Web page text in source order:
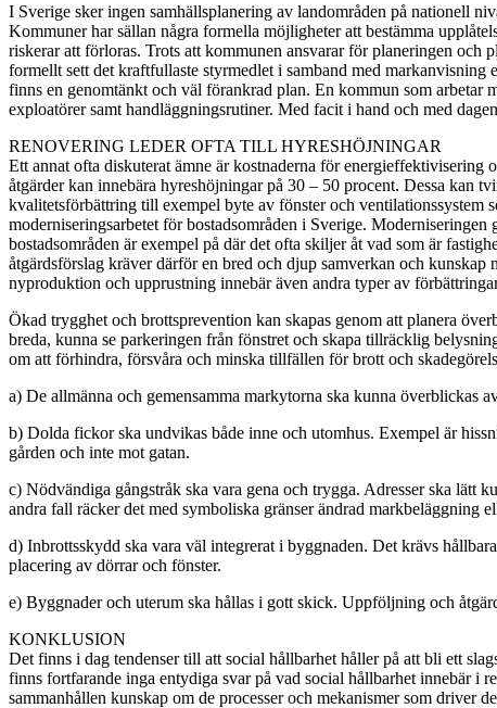
I Sverige sker ingen samhällsplanering av landområden på nationell
Kommuner har sällan några formella möjligheter att bestämma
riskerar att förloras. Trots att kommunen ansvarar för planeringen och
formellt sett det kraftfullaste styrmedlet i samband med
finns en genomtänkt och väl förankrad plan. En kommun som
exploatörer samt handläggningsrutiner. Med facit i hand och med
RENOVERING LEDER OFTA TILL HYRESHÖJNINGAR
Ett annat ofta diskuterat ämne är kostnaderna för energieffektivisering
åtgärder kan innebära hyreshöjningar på 30 – 50 procent. Dessa kan
kvalitetsförbättring till exempel byte av fönster och ventilationssystem
moderniseringsarbetet för bostadsområden i Sverige.
bostadsområden är exempel på där det ofta skiljer åt vad som är
åtgärdsförslag kräver därför en bred och djup samverkan och
nyproduktion och upprustning innebär även andra typer av
Ökad trygghet och brottsprevention kan skapas genom att planera
breda, kunna se parkeringen från fönstret och skapa tillräcklig
om att förhindra, försvåra och minska tillfällen för brott och
a) De allmänna och gemensamma markytorna ska kunna överblickas
b) Dolda fickor ska undvikas både inne och utomhus. Exempel är
gården och inte mot gatan.
c) Nödvändiga gångstråk ska vara gena och trygga. Adresser ska lätt
andra fall räcker det med symboliska gränser ändrad markbeläggning
d) Inbrottsskydd ska vara väl integrerat i byggnaden. Det krävs
placering av dörrar och fönster.
e) Byggnader och uterum ska hållas i gott skick. Uppföljning och
KONKLUSION
Det finns i dag tendenser till att social hållbarhet håller på att bli ett
finns fortfarande inga entydiga svar på vad social hållbarhet innebär i
sammanhållen kunskap om de processer och mekanismer som driver